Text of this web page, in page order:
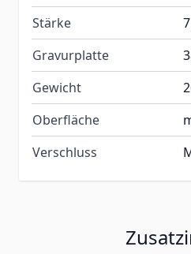
Stärke
Gravurplatte
Gewicht
Oberfläche
Verschluss